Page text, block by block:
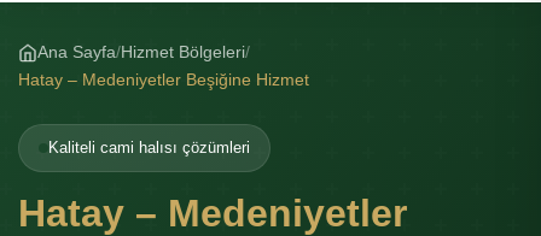
Ana Sayfa Hizmet Bölgeleri
Hatay – Medeniyetler Beşiğine Hizmet
Kaliteli cami halısı çözümleri
Hatay – Medeniyetler